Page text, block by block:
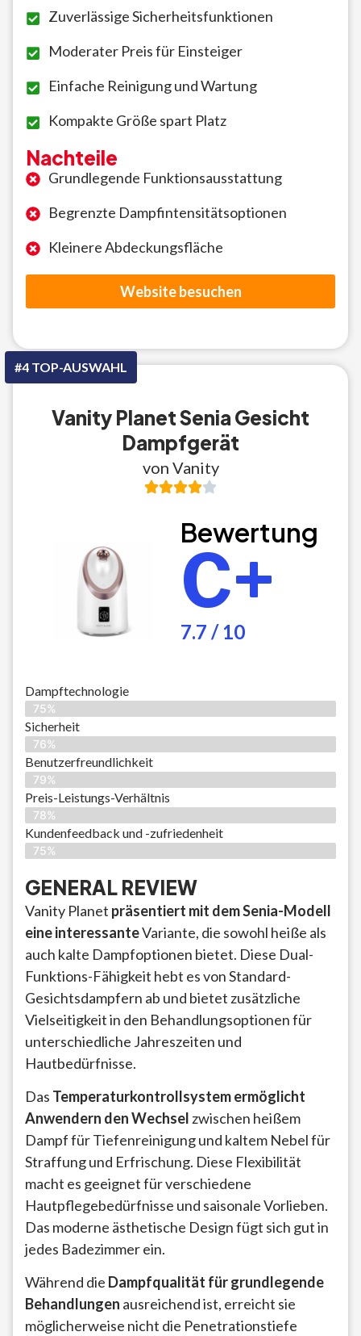
Zuverlässige Sicherheitsfunktionen
Moderater Preis für Einsteiger
Einfache Reinigung und Wartung
Kompakte Größe spart Platz
Nachteile
Grundlegende Funktionsausstattung
Begrenzte Dampfintensitätsoptionen
Kleinere Abdeckungsfläche
Website besuchen
#4 TOP-AUSWAHL
Vanity Planet Senia Gesicht
Dampfgerät
von Vanity
Bewertung
C+
7.7 / 10
Dampftechnologie
75%
Sicherheit
76%
Benutzerfreundlichkeit
79%
Preis-Leistungs-Verhältnis
78%
Kundenfeedback und -zufriedenheit
75%
GENERAL REVIEW
Vanity Planet präsentiert mit dem Senia-Modell
eine interessanteVariante, die sowohl heiße als
auch kalte Dampfoptionen bietet. Diese Dual-
Funktions-Fähigkeit hebt es von Standard-
Gesichtsdampfern ab und bietet zusätzliche
Vielseitigkeit in den Behandlungsoptionen für
unterschiedliche Jahreszeiten und
Hautbedürfnisse.
Das Temperaturkontrollsystem ermöglicht
Anwendern den Wechsel zwischen heißem
Dampf für Tiefenreinigung und kaltem Nebel für
Straffung und Erfrischung. Diese Flexibilität
macht es geeignet für verschiedene
Hautpflegebedürfnisse und saisonale Vorlieben.
Das moderne ästhetische Design fügt sich gut in
jedes Badezimmer ein.
Während die Dampfqualität für grundlegende
Behandlungen ausreichend ist, erreicht sie
möglicherweise nicht die Penetrationstiefe